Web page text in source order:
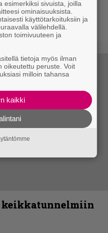
rytinällä –
julki
esimerkiksi sivuista, joilla
ominaisuuksista.
käyttötarkoituksiin ja
välilehdellä.
toimivuuteen ja
tietoja myös ilman
oikeutettu peruste. Voit
milloin tahansa
kaikki